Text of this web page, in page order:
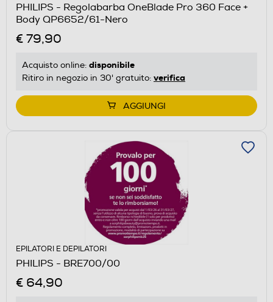
PHILIPS - Regolabarba OneBlade Pro 360 Face +
Body QP6652/61-Nero
€ 79,90
Acquisto online: disponibile
Ritiro in negozio in 30' gratuito: verifica
AGGIUNGI
EPILATORI E DEPILATORI
PHILIPS - BRE700/00
€ 64,90